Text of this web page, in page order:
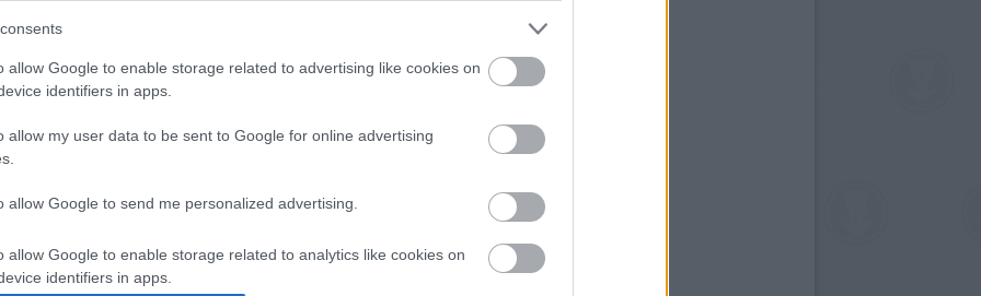
allow Google to enable storage related to advertising like cookies on
identifiers in apps.
allow my user data to be sent to Google for online advertising
allow Google to send me personalized advertising.
allow Google to enable storage related to analytics like cookies on
identifiers in apps.
IDEBENN: TÓTH
LÁSZLÓ NOBEL-
SZENTENDRÉN –
LÁSZLÓ KAPTA